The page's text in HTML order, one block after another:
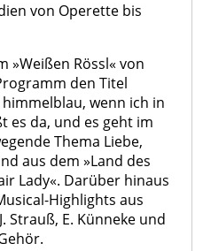
von Operette bis
»Weißen Rössl« von
den Titel
wenn ich in
es da, und es geht im
Thema Liebe,
aus dem »Land des
Lady«. Darüber hinaus
Highlights aus
Strauß, E. Künneke und